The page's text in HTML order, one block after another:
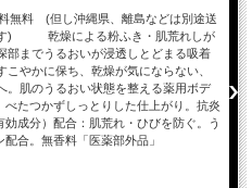
無料 (但し沖縄県、離島などは別途送
す) 乾燥による粉ふき・肌荒れしが
部までうるおいが浸透しとどまる吸着
こやかに保ち、乾燥が気にならない、
。肌のうるおい状態を整える薬用ボデ
たつかずしっとりした仕上がり。抗炎
成分）配合：肌荒れ・ひびを防ぐ。う
配合。無香料「医薬部外品」